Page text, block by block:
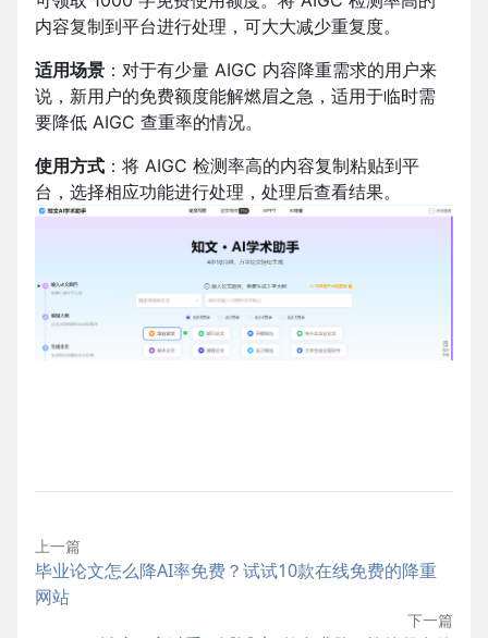
内容复制到平台进行处理，可大大减少重复度。
适用场景 ：对于有少量 AIGC 内容降重需求的用户来
说，新用户的免费额度能解燃眉之急，适用于临时需
要降低 AIGC 查重率的情况。
使用方式 ：将 AIGC 检测率高的内容复制粘贴到平
台，选择相应功能进行处理，处理后查看结果。
上一篇
毕业论文怎么降AI率免费？试试10款在线免费的降重
网站
下一篇